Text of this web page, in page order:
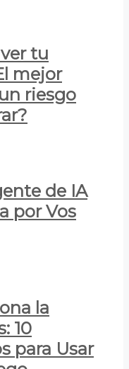
tu
mejor
riesgo
de IA
por Vos
la
10
para Usar